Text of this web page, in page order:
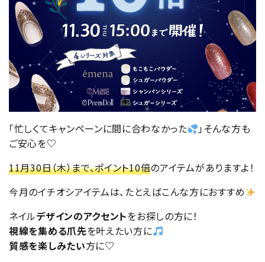
「忙しくてキャンペーンに間に合わなかった
」そんな方も
ご安心を♡
11月30日（木）まで、ポイント10倍のアイテムがありますよ！
今月のイチオシアイテムは、たとえばこんな方におすすめ
ネイルデザインのアクセントをお探しの方に！
視線を集める爪先を叶えたい方に
質感を楽しみたい方に♡